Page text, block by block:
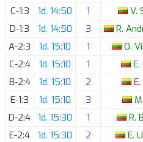
C-1:3
1d. 14:50 1 V.
D-1:3
1d. 14:50 3 R.
A-2:3
1d. 15:10 1 O.
C-2:4
1d. 15:10 1 E.
B-2:4
1d. 15:10 2 E.
E-1:3
1d. 15:10 3 M.
D-2:4 1d. 15:30 1 R.
E-2:4
1d. 15:30 2 E.